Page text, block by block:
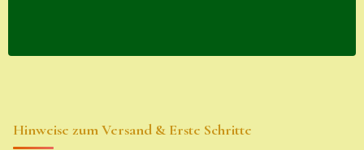
Hinweise zum Versand & Erste Schritte